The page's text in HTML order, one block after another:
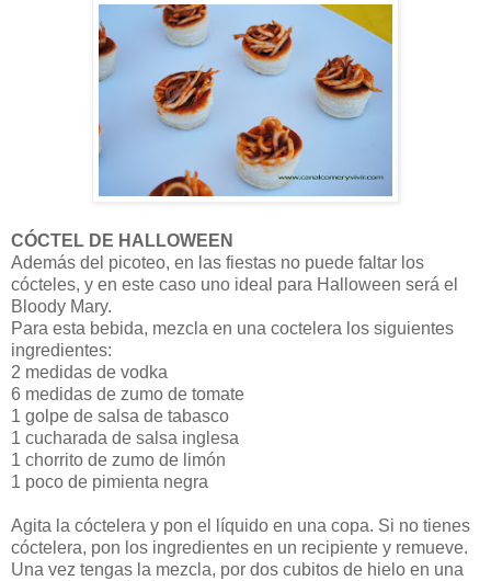
CÓCTEL DE HALLOWEEN
Además del picoteo, en las fiestas no puede faltar los
cócteles, y en este caso uno ideal para Halloween será el
Bloody Mary.
Para esta bebida, mezcla en una coctelera los siguientes
ingredientes:
2 medidas de vodka
6 medidas de zumo de tomate
1 golpe de salsa de tabasco
1 cucharada de salsa inglesa
1 chorrito de zumo de limón
1 poco de pimienta negra
Agita la cóctelera y pon el líquido en una copa. Si no tienes
cóctelera, pon los ingredientes en un recipiente y remueve.
Una vez tengas la mezcla, por dos cubitos de hielo en una